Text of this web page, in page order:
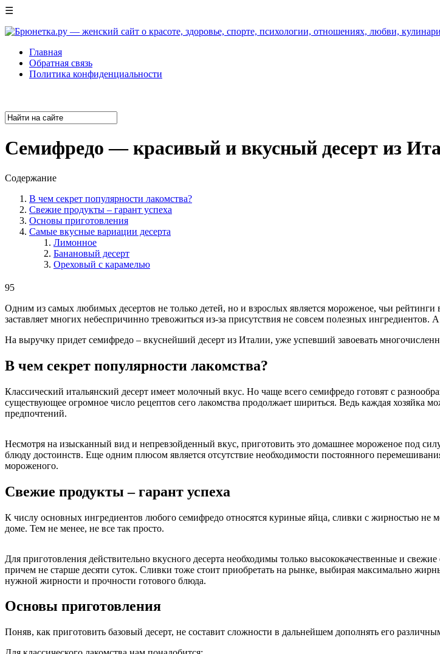
☰
Главная
Обратная связь
Политика конфиденциальности
Семифредо — красивый и вкусный десерт из
Содержание
В чем секрет популярности лакомства?
Свежие продукты – гарант успеха
Основы приготовления
Самые вкусные вариации десерта
Лимонное
Банановый десерт
Ореховый с карамелью
95
Одним из самых любимых десертов не только детей, но и взрослых является мороженое, чьи
заставляет многих небеспричинно тревожиться из-за присутствия не совсем полезных
На выручку придет семифредо – вкуснейший десерт из Италии, уже успевший завоевать
В чем секрет популярности лакомства?
Классический итальянский десерт имеет молочный вкус. Но чаще всего семифредо готовят с
существующее огромное число рецептов сего лакомства продолжает шириться. Ведь каждая хозяйка
предпочтений.
Несмотря на изысканный вид и непревзойденный вкус, приготовить это домашнее мороженое под
блюду достоинств. Еще одним плюсом является отсутствие необходимости постоянного
мороженого.
Свежие продукты – гарант успеха
К числу основных ингредиентов любого семифредо относятся куриные яйца, сливки с жирностью не
доме. Тем не менее, не все так просто.
Для приготовления действительно вкусного десерта необходимы только высококачественные и
причем не старше десяти суток. Сливки тоже стоит приобретать на рынке, выбирая максимально
нужной жирности и прочности готового блюда.
Основы приготовления
Поняв, как приготовить базовый десерт, не составит сложности в дальнейшем дополнять его